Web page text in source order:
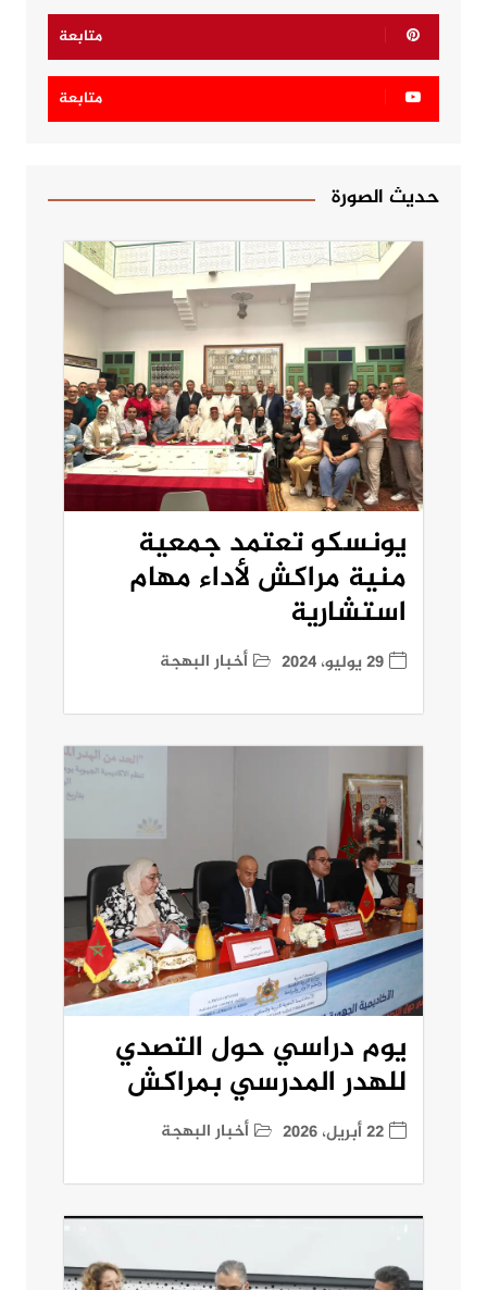
متابعة
متابعة
حديث الصورة
يونسكو تعتمد جمعية
منية مراكش لأداء مهام
استشارية
29 يوليو، 2024 أخبار البهجة
يوم دراسي حول التصدي
للهدر المدرسي بمراكش
22 أبريل، 2026 أخبار البهجة